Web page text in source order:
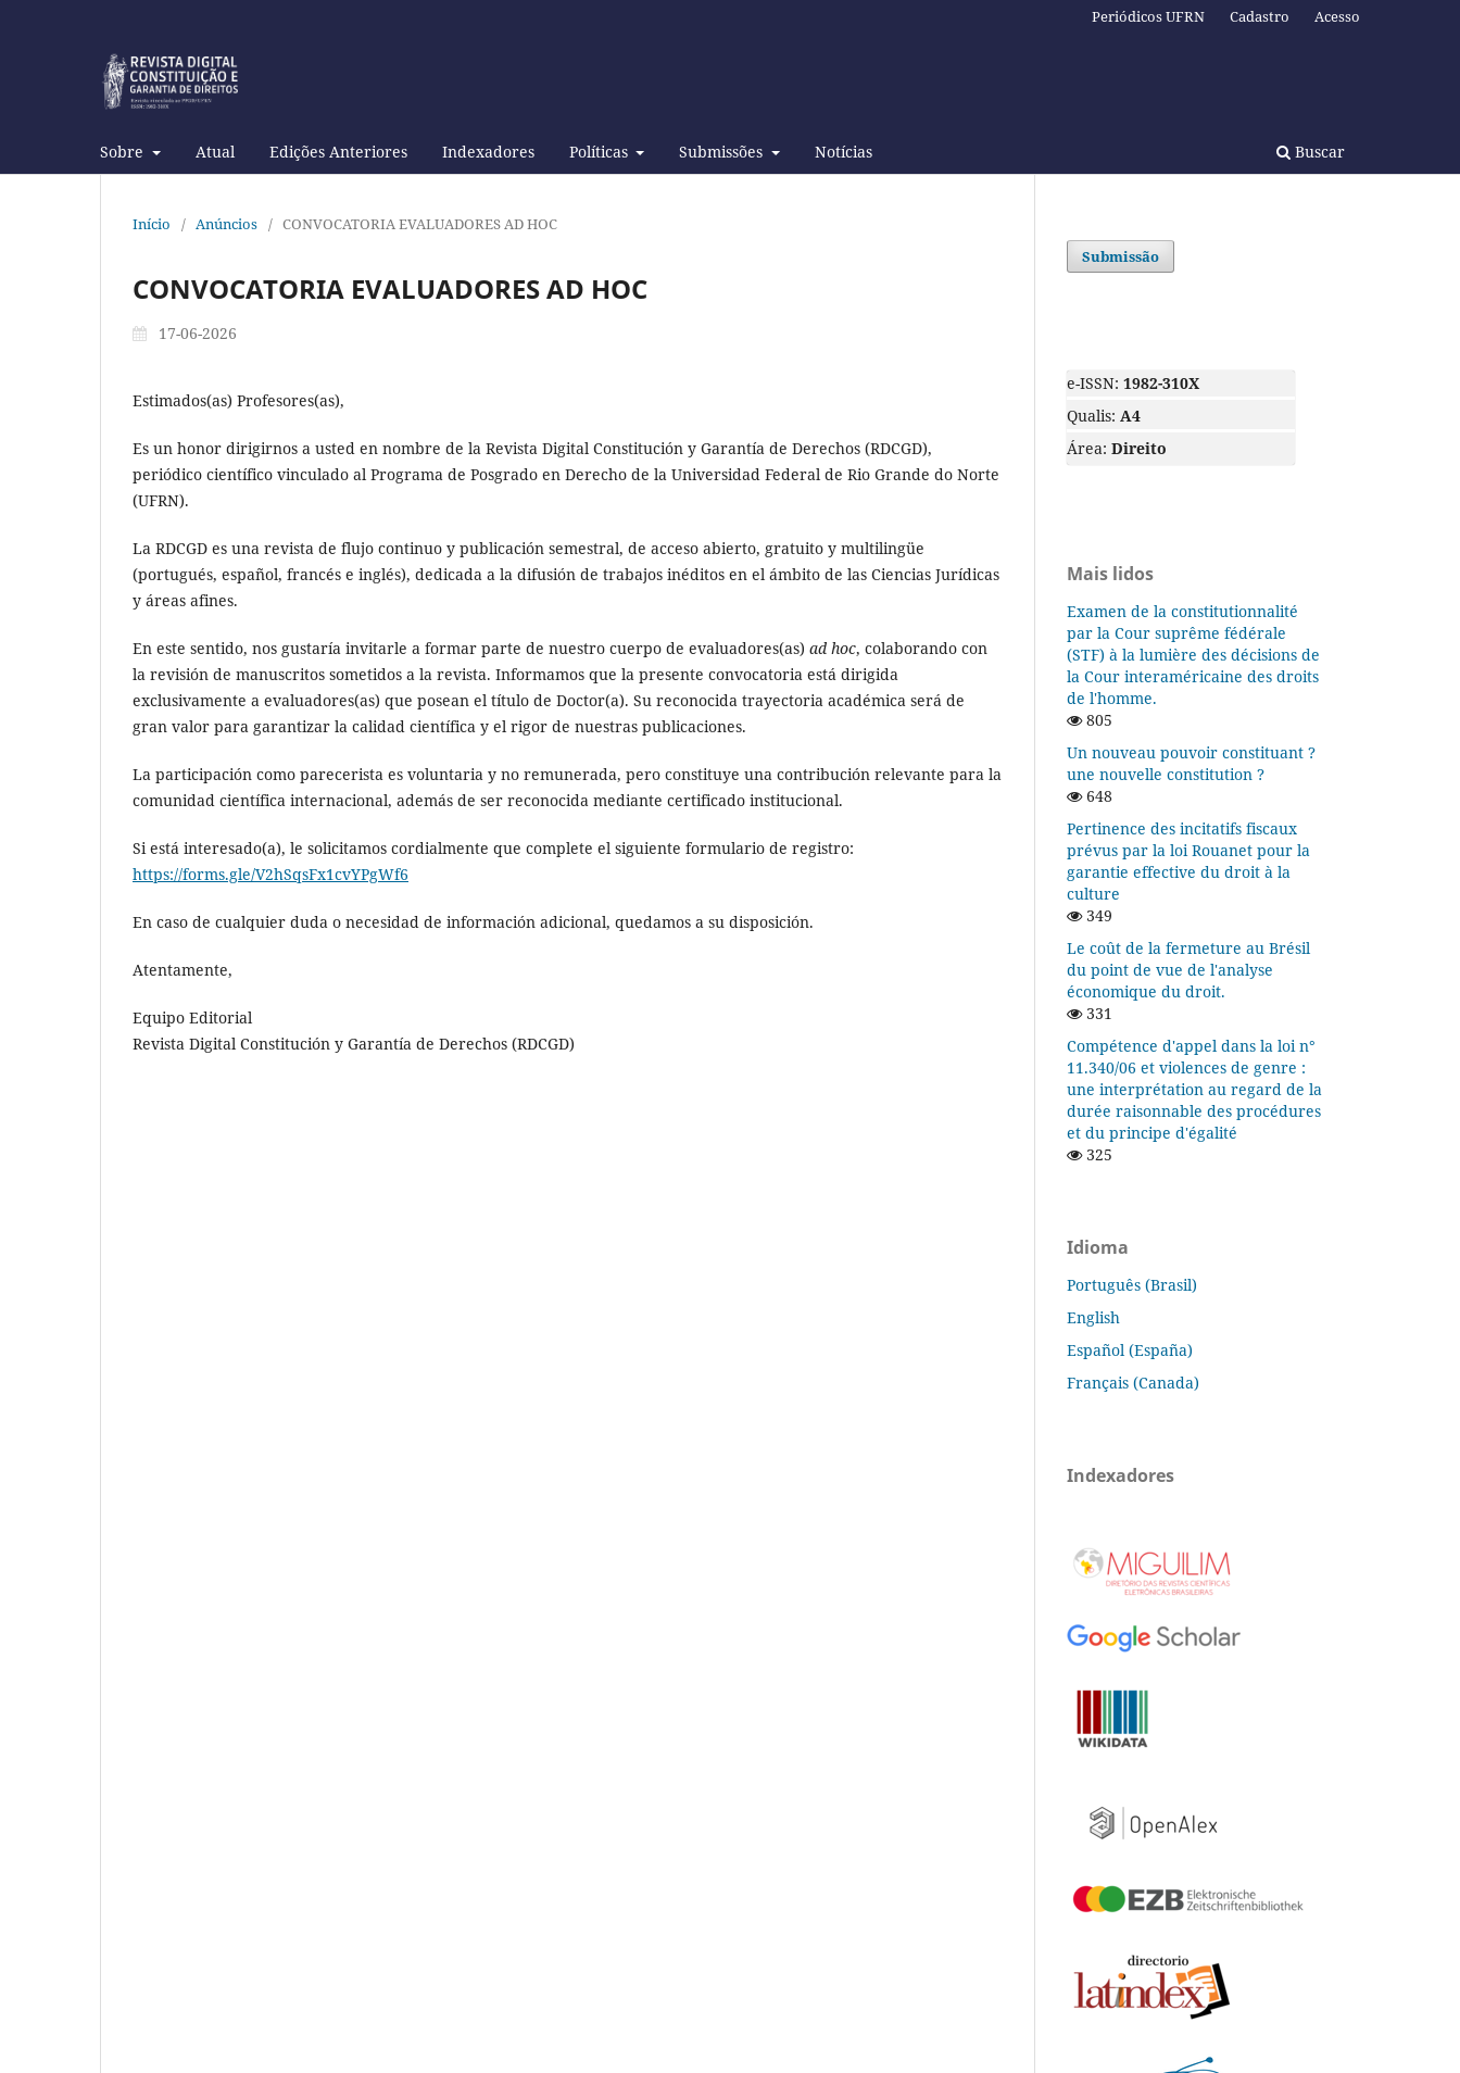
Sobre Atual Edições Anteriores Indexadores Políticas Submissões Notícias Buscar
Periódicos UFRN Cadastro Acesso
Início / Anúncios / CONVOCATORIA EVALUADORES AD HOC
CONVOCATORIA EVALUADORES AD HOC
17-06-2026
Estimados(as) Profesores(as),
Es un honor dirigirnos a usted en nombre de la Revista Digital Constitución y Garantía de Derechos (RDCGD),
periódico científico vinculado al Programa de Posgrado en Derecho de la Universidad Federal de Rio Grande do Norte
(UFRN).
La RDCGD es una revista de flujo continuo y publicación semestral, de acceso abierto, gratuito y multilingüe
(portugués, español, francés e inglés), dedicada a la difusión de trabajos inéditos en el ámbito de las Ciencias Jurídicas
y áreas afines.
En este sentido, nos gustaría invitarle a formar parte de nuestro cuerpo de evaluadores(as) ad hoc, colaborando con
la revisión de manuscritos sometidos a la revista. Informamos que la presente convocatoria está dirigida
exclusivamente a evaluadores(as) que posean el título de Doctor(a). Su reconocida trayectoria académica será de
gran valor para garantizar la calidad científica y el rigor de nuestras publicaciones.
La participación como parecerista es voluntaria y no remunerada, pero constituye una contribución relevante para la
comunidad científica internacional, además de ser reconocida mediante certificado institucional.
Si está interesado(a), le solicitamos cordialmente que complete el siguiente formulario de registro:
https://forms.gle/V2hSqsFx1cvYPgWf6
En caso de cualquier duda o necesidad de información adicional, quedamos a su disposición.
Atentamente,
Equipo Editorial
Revista Digital Constitución y Garantía de Derechos (RDCGD)
Submissão
e-ISSN: 1982-310X
Qualis: A4
Área: Direito
Mais lidos
Examen de la constitutionnalité
par la Cour suprême fédérale
(STF) à la lumière des décisions de
la Cour interaméricaine des droits
de l'homme.
805
Un nouveau pouvoir constituant ?
une nouvelle constitution ?
648
Pertinence des incitatifs fiscaux
prévus par la loi Rouanet pour la
garantie effective du droit à la
culture
349
Le coût de la fermeture au Brésil
du point de vue de l'analyse
économique du droit.
331
Compétence d'appel dans la loi n°
11.340/06 et violences de genre :
une interprétation au regard de la
durée raisonnable des procédures
et du principe d'égalité
325
Idioma
Português (Brasil)
English
Español (España)
Français (Canada)
Indexadores